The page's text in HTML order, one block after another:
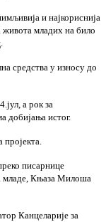
и најкориснија
живота младих на било
средства у износу до
а рок за
добијања истог.
пројекта.
писарнице
младе, Књаза Милоша
за